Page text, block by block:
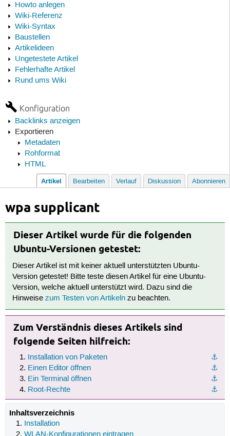
Howto anlegen
Wiki-Referenz
Wiki-Syntax
Baustellen
Artikelideen
Ungetestete Artikel
Fehlerhafte Artikel
Rund ums Wiki
Konfiguration
Backlinks anzeigen
Exportieren
Metadaten
Rohformat
HTML
Artikel Bearbeiten Verlauf Diskussion Abonnieren
wpa supplicant
Dieser Artikel wurde für die folgenden
Ubuntu-Versionen getestet:
Dieser Artikel ist mit keiner aktuell unterstützten Ubuntu-
Version getestet! Bitte teste diesen Artikel für eine Ubuntu-
Version, welche aktuell unterstützt wird. Dazu sind die
Hinweisezum Testen von Artikeln zu beachten.
Zum Verständnis dieses Artikels sind
folgende Seiten hilfreich:
⚓︎
Installation von Paketen
⚓︎
Einen Editor öffnen
⚓︎
Ein Terminal öffnen
⚓︎
Root-Rechte
Inhaltsverzeichnis
Installation